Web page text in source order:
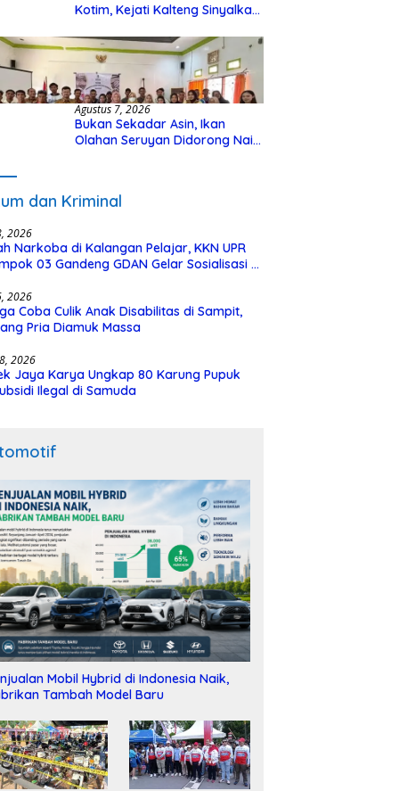
Kotim, Kejati Kalteng Sinyalkan
Hibah Rp40 Miliar
Agustus 7, 2026
Bukan Sekadar Asin, Ikan
Olahan Seruyan Didorong Naik
dan Kriminal
2026
Narkoba di Kalangan Pelajar, KKN UPR
03 Gandeng GDAN Gelar Sosialisasi di
2026
Coba Culik Anak Disabilitas di Sampit,
Pria Diamuk Massa
2026
Jaya Karya Ungkap 80 Karung Pupuk
Ilegal di Samuda
Mobil Hybrid di Indonesia Naik,
Tambah Model Baru